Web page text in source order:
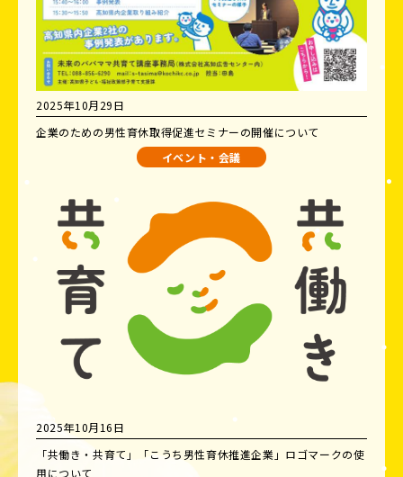
2025年10月29日
企業のための男性育休取得促進セミナーの開催について
イベント・会議
2025年10月16日
「共働き・共育て」「こうち男性育休推進企業」ロゴマークの使
用について